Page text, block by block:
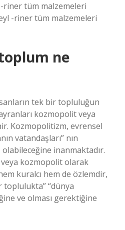
riner tüm malzemeleri
-riner tüm malzemeleri
ne
tek bir topluluğun
kozmopolit veya
Kozmopolitizm, evrensel
vatandaşları” nın
inanmaktadır.
kozmopolit olarak
kuralcı hem de özlemdir,
toplulukta” “dünya
ve olması gerektiğine